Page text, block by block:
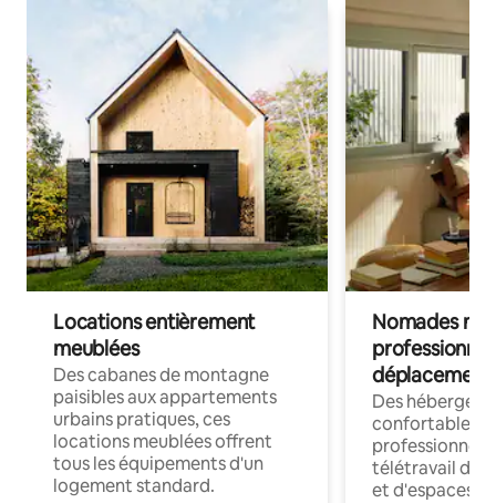
Locations entièrement
meublées
Des cabanes de montagne
paisibles aux appartements
urbains pratiques, ces
locations meublées offrent
tous les équipements d'un
logement standard.
Nomades
déplacement
Des
confortables
professionnels
télétravail
et d'espaces